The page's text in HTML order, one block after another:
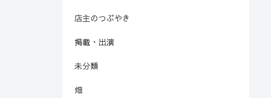
店主のつぶやき
掲載・出演
未分類
畑